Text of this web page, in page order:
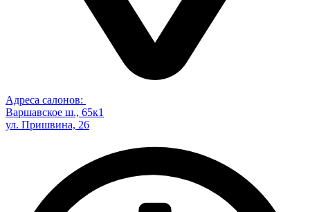
Адреса салонов:
Варшавское ш., 65к1
ул. Пришвина, 26